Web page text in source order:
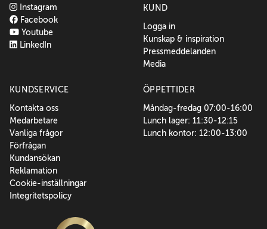
Instagram
Facebook
Youtube
LinkedIn
KUND
Logga in
Kunskap & inspiration
Pressmeddelanden
Media
KUNDSERVICE
Kontakta oss
Medarbetare
Vanliga frågor
Förfrågan
Kundansökan
Reklamation
Cookie-inställningar
Integritetspolicy
ÖPPETTIDER
Måndag-fredag 07:00-16:00
Lunch lager: 11:30-12:15
Lunch kontor: 12:00-13:00